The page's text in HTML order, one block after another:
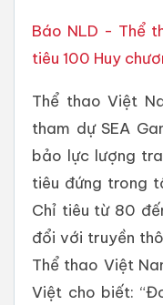
Báo NLD - Thể
tiêu 100 Huy
Thể thao Việt
tham dự SEA
bảo lực lượng
tiêu đứng trong
Chỉ tiêu từ 80
đổi với truyền
Thể thao Việt
Việt cho biết: